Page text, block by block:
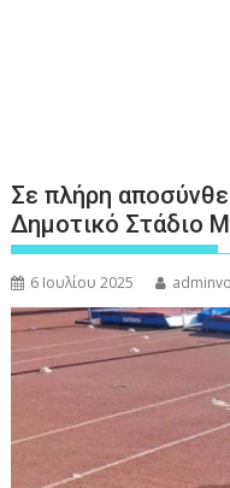
Σε πλήρη
Δημοτικό Στάδιο
6 Ιουλίου 2025